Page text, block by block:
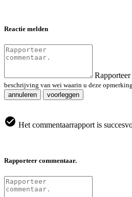
Reactie melden
Rapporteer
beschrijving van wei waarin u deze
annuleren
voorleggen
Het commentaarrapport is
Rapporteer commentaar.